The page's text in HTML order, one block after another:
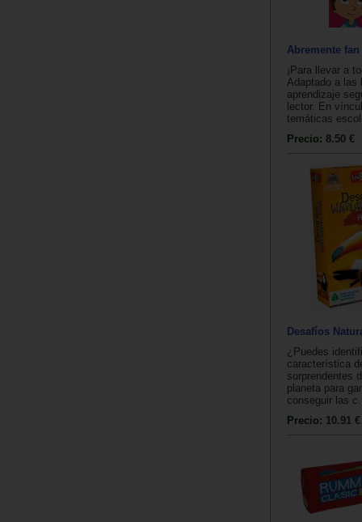
Abremente
¡Para llevar a
Adaptado a las
aprendizaje
lector. En
temáticas
Precio: 8.50 €
Desafíos
¿Puedes
característica
sorprendentes
planeta para
conseguir las
Precio: 10.91 €